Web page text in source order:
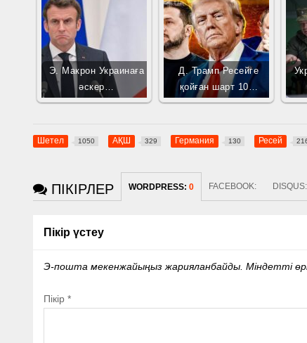
Э. Макрон Украинаға
әскер…
Д. Трамп Ресейге
қойған шарт 10…
Шетел 1050 АҚШ 329 Германия 130 Ресей
ПІКІРЛЕР WORDPRESS:0 FACEBOOK:
Пікір үстеу
Э-пошта мекенжайыңыз жарияланбайды.Міндетті
Пікір*